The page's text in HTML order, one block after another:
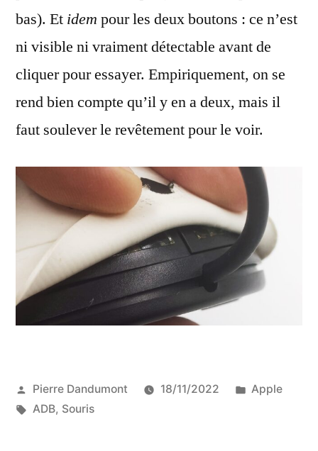
bas). Et idem pour les deux boutons : ce n’est
ni visible ni vraiment détectable avant de
cliquer pour essayer. Empiriquement, on se
rend bien compte qu’il y en a deux, mais il
faut soulever le revêtement pour le voir.
Publié
par
Pierre Dandumont 18/11/2022
Publié
Apple
Étiquettes :
ADB, Souris